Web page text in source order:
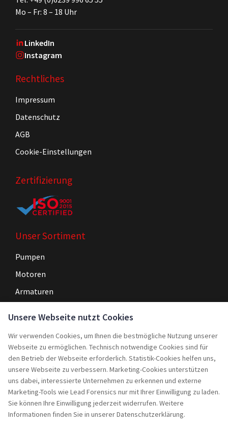
Mo – Fr: 8 – 18 Uhr
LinkedIn
Instagram
Rechtliches
Impressum
Datenschutz
AGB
Cookie-Einstellungen
Zertifizierung
Unser Sortiment
Pumpen
Motoren
Armaturen
Navigation
Home
Service
Projekte
Rebuy
Unsere Webseite nutzt Cookies
Wir verwenden Cookies, um Ihnen die bestmögliche Nutzung unserer
Webseite zu ermöglichen. Technisch notwendige Cookies sind für
den Betrieb der Webseite erforderlich. Statistik-Cookies helfen uns,
unsere Webseite zu verbessern. Marketing-Cookies unterstützen
uns dabei, interessierte Unternehmen zu erkennen und externe
Marketing-Tools wie Lead Forensics nur mit Ihrer Einwilligung zu laden.
Sie können Ihre Einwilligung jederzeit widerrufen. Weitere
Informationen finden Sie in unserer Datenschutzerklärung.